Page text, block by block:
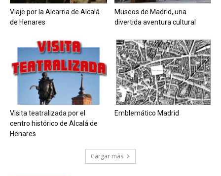
Viaje por la Alcarria de Alcalá
de Henares
Museos de Madrid, una
divertida aventura cultural
Visita teatralizada por el
centro histórico de Alcalá de
Henares
Emblemático Madrid
Cargar más